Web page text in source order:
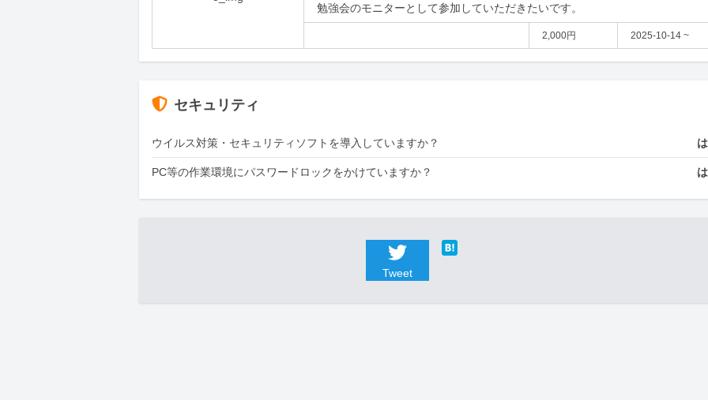
勉強会のモニターとして参加していただきたいです。
2,000円 2025-10-14 ~
セキュリティ
ウイルス対策・セキュリティソフトを導入していますか？
PC等の作業環境にパスワードロックをかけていますか？
Tweet